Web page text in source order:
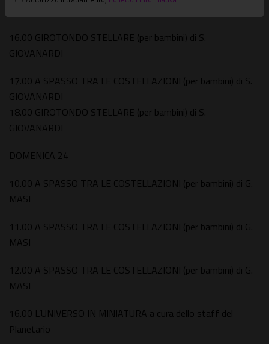
16.00 GIROTONDO STELLARE (per bambini) di S.
GIOVANARDI
17.00 A SPASSO TRA LE COSTELLAZIONI (per bambini) di S.
GIOVANARDI
18.00 GIROTONDO STELLARE (per bambini) di S.
GIOVANARDI
DOMENICA 24
10.00 A SPASSO TRA LE COSTELLAZIONI (per bambini) di G.
MASI
11.00 A SPASSO TRA LE COSTELLAZIONI (per bambini) di G.
MASI
12.00 A SPASSO TRA LE COSTELLAZIONI (per bambini) di G.
MASI
16.00 L’UNIVERSO IN MINIATURA a cura dello staff del
Planetario